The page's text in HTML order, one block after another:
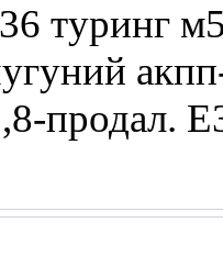
туринг
продал.